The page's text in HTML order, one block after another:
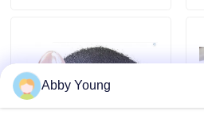
Matière première de graphite
Abby Young